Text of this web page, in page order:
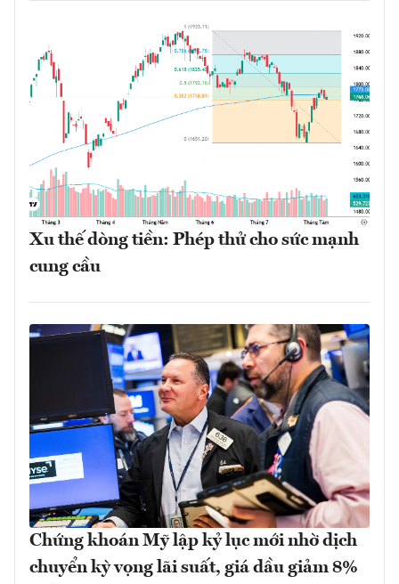
Xu thế dòng tiền: Phép thử cho sức mạnh
cung cầu
Chứng khoán Mỹ lập kỷ lục mới nhờ dịch
chuyển kỳ vọng lãi suất, giá dầu giảm 8%